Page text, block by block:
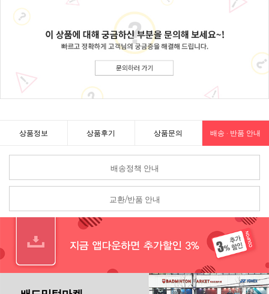
상품정보 상품후기 상품문의 배송 · 반품 안내
배송정책 안내
교환/반품 안내